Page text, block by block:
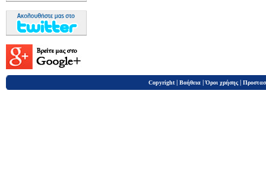
Copyright | Βοήθεια |Όροι χρήσης |